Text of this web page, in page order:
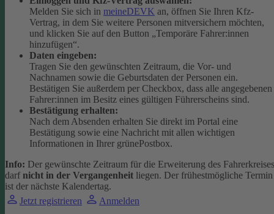
Melden Sie sich in meineDEVK an, öffnen Sie Ihren Kfz-
Vertrag, in dem Sie weitere Personen mitversichern möchten,
und klicken Sie auf den Button „Temporäre Fahrer:innen
hinzufügen“.
Daten eingeben:
Tragen Sie den gewünschten Zeitraum, die Vor- und
Nachnamen sowie die Geburtsdaten der Personen ein.
Bestätigen Sie außerdem per Checkbox, dass alle angegebenen
Fahrer:innen im Besitz eines gültigen Führerscheins sind.
Bestätigung erhalten:
Nach dem Absenden erhalten Sie direkt im Portal eine
Bestätigung sowie eine Nachricht mit allen wichtigen
Informationen in Ihrer grünePostbox.
Info: Der gewünschte Zeitraum für die Erweiterung des Fahrerkreises
darf nicht in der Vergangenheit liegen. Der frühestmögliche Termin
ist der nächste Kalendertag.
Jetzt registrieren
Anmelden